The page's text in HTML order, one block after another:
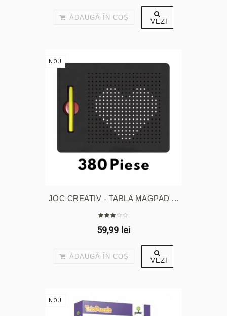
ADAUGĂ ÎN COŞ VEZI
NOU
JOC CREATIV - TABLA MAGPAD ...
59,99 lei
ADAUGĂ ÎN COŞ VEZI
NOU